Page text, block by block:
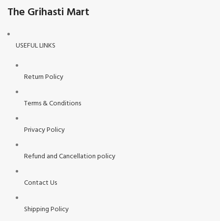
The Grihasti Mart
USEFUL LINKS
Return Policy
Terms & Conditions
Privacy Policy
Refund and Cancellation policy
Contact Us
Shipping Policy